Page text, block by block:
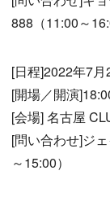
888（11:00～
[日程]2022年7月
[開場／開演
[会場] 名古屋
[問い合わせ]ジ
～15:00）